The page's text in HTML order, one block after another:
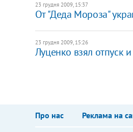
23 грудня 2009, 15:37
От "Деда Мороза"
23 грудня 2009, 15:26
Луценко взял отпуск
Про нас Реклама на